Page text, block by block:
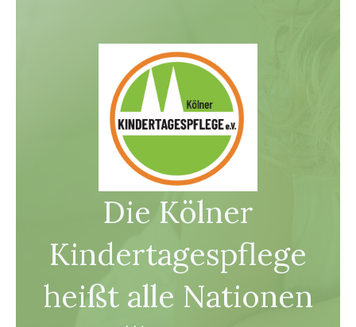
Die Kölner
Kindertagespflege
heißt alle Nationen